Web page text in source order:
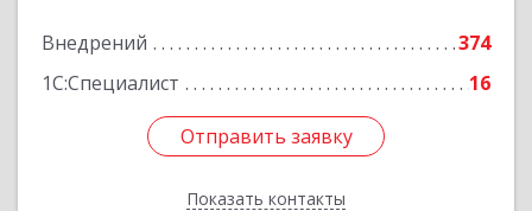
Внедрений
374
1С:Специалист
16
Отправить заявку
Показать контакты
Отправить заявку
Назад